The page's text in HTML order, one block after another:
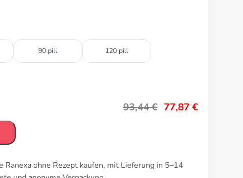
90 pill 120 pill
93,44€ 77,87 €
Ranexa ohne Rezept kaufen, mit Lieferung in 5–14